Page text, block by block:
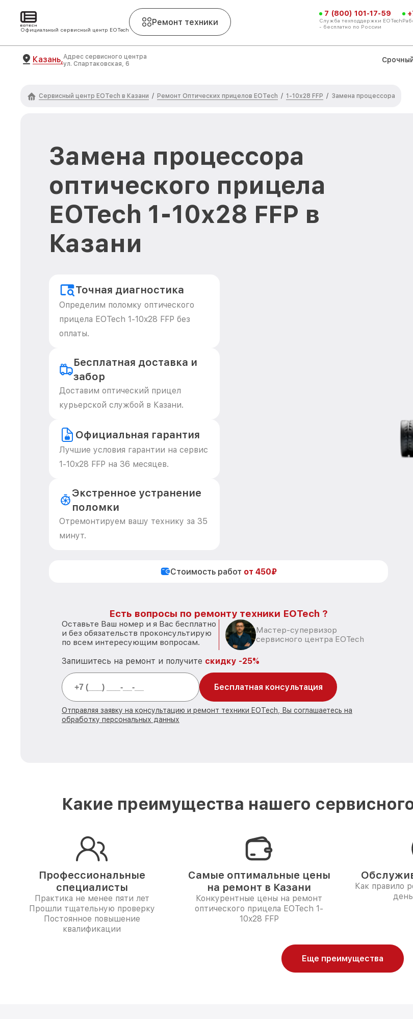
Официальный сервисный центр EOTech
Ремонт техники
7 (800) 101-17-59
Служба техподдержки EOTech
- бесплатно по России
Казань,Адрес сервисного центра
ул. Спартаковская, 6
Сервисный центр EOTech в Казани / Ремонт Оптических прицелов EOTech / 1-10x28 FFP / Замена процессора
Замена процессора
оптического прицела
EOTech 1-10x28 FFP в
Казани
Точная диагностика
Определим поломку оптического
прицела EOTech 1-10x28 FFP без
оплаты.
Бесплатная доставка и
забор
Доставим оптический прицел
курьерской службой в Казани.
Официальная гарантия
Лучшие условия гарантии на сервис
1-10x28 FFP на 36 месяцев.
Экстренное устранение
поломки
Отремонтируем вашу технику за 35
минут.
Стоимость работ от 450₽
Есть вопросы по ремонту техники EOTech ?
Оставьте Ваш номер и я Вас бесплатно
и без обязательств проконсультирую
по всем интересующим вопросам.
Мастер-супервизор
сервисного центра EOTech
Запишитесь на ремонт и получите скидку -25%
Бесплатная консультация
Отправляя заявку на консультацию и ремонт техники EOTech, Вы соглашаетесь на
обработку персональных данных
Какие преимущества нашего
Профессиональные
специалисты
Практика не менее пяти лет
Прошли тщательную проверку
Постоянное повышение
квалификации
Самые оптимальные цены
на ремонт в Казани
Конкурентные цены на ремонт
оптического прицела EOTech 1-
10x28 FFP
Как правило
Еще преимущества